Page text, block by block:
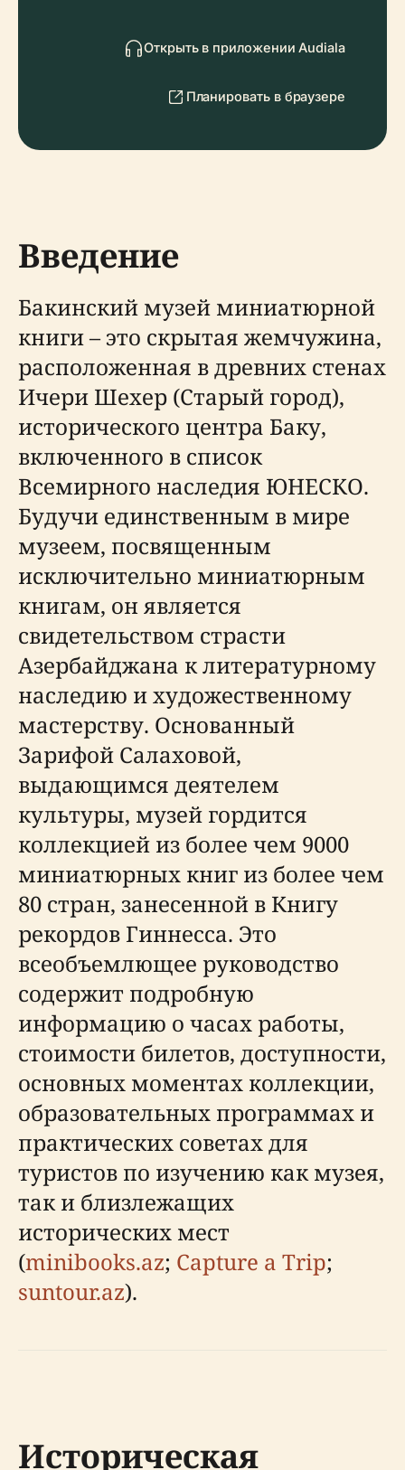
Открыть в приложении Audiala
Планировать в браузере
Введение
Бакинский музей миниатюрной
книги – это скрытая жемчужина,
расположенная в древних стенах
Ичери Шехер (Старый город),
исторического центра Баку,
включенного в список
Всемирного наследия ЮНЕСКО.
Будучи единственным в мире
музеем, посвященным
исключительно миниатюрным
книгам, он является
свидетельством страсти
Азербайджана к литературному
наследию и художественному
мастерству. Основанный
Зарифой Салаховой,
выдающимся деятелем
культуры, музей гордится
коллекцией из более чем 9000
миниатюрных книг из более чем
80 стран, занесенной в Книгу
рекордов Гиннесса. Это
всеобъемлющее руководство
содержит подробную
информацию о часах работы,
стоимости билетов, доступности,
основных моментах коллекции,
образовательных программах и
практических советах для
туристов по изучению как музея,
так и близлежащих
исторических мест
(minibooks.az; Capture a Trip;
suntour.az).
Историческая